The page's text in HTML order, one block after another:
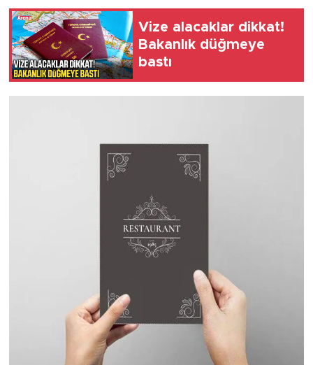
Vize alacaklar dikkat!
Bakanlık düğmeye
bastı